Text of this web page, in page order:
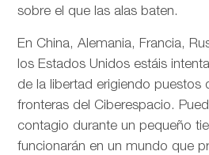
sobre el que las alas baten.
En China, Alemania, Francia,
los Estados Unidos estáis
de la libertad erigiendo puestos
fronteras del Ciberespacio.
contagio durante un pequeño
funcionarán en un mundo que